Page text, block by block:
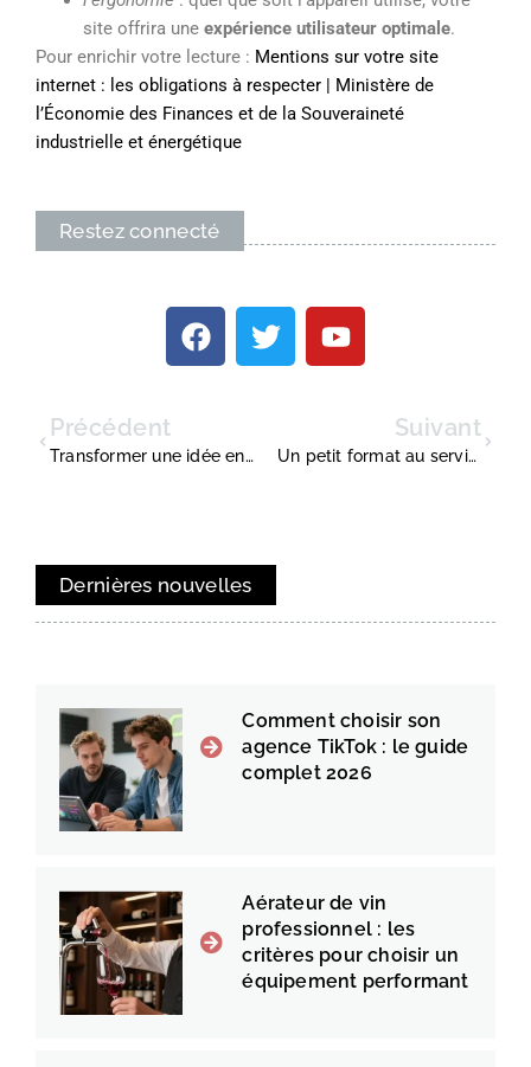
site offrira une expérience utilisateur optimale.
Pour enrichir votre lecture : Mentions sur votre site
internet : les obligations à respecter | Ministère de
l’Économie des Finances et de la Souveraineté
industrielle et énergétique
Restez connecté
Précédent
Transformer une idée en format durable grâce à un studio exigeant
Suivant
Un petit format au service de votre image de marque
Dernières nouvelles
Comment choisir son
agence TikTok : le guide
complet 2026
Aérateur de vin
professionnel : les
critères pour choisir un
équipement performant